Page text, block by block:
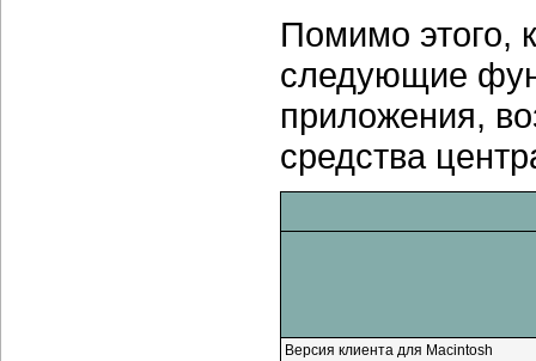
Помимо этого,
следующие
приложения,
средства
Версия клиента для Macintosh